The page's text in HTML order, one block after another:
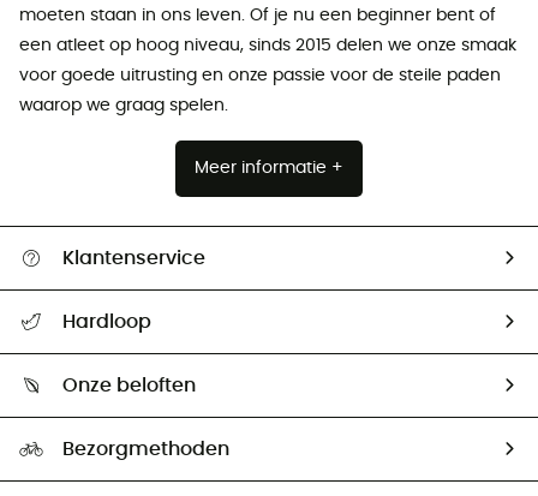
moeten staan ​​in ons leven. Of je nu een beginner bent of
een atleet op hoog niveau, sinds 2015 delen we onze smaak
voor goede uitrusting en onze passie voor de steile paden
waarop we graag spelen.
Meer informatie +
Klantenservice
Mijn zending volgen
Retourzendingen & Terugbetalingen
Hardloop
Ambassadeurs
Onze beloften
Bezorgmethoden